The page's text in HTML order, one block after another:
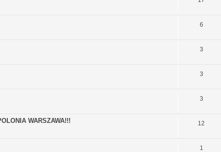
6
3
3
3
WARSZAWA!!! 12
1